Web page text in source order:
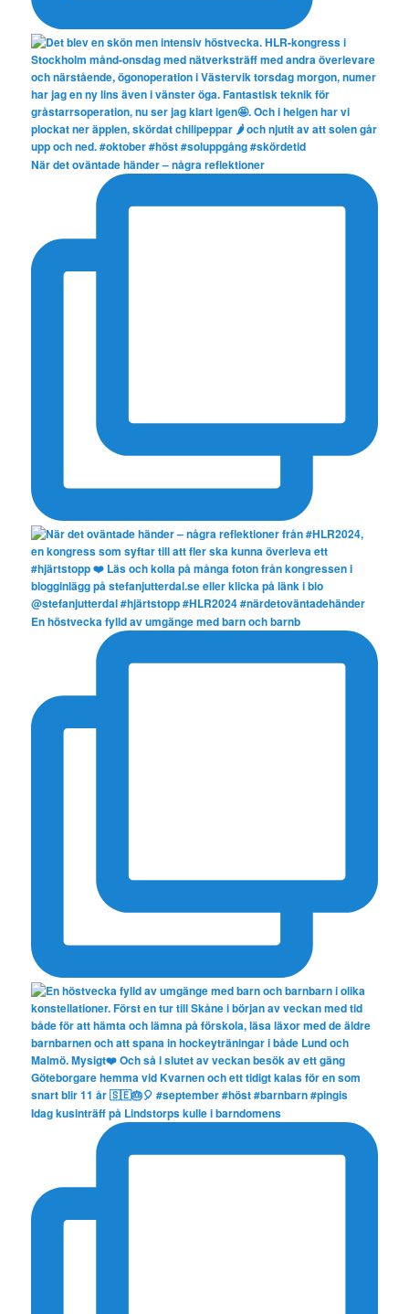
När det oväntade händer – några reflektioner
En höstvecka fylld av umgänge med barn och barnb
Idag kusinträff på Lindstorps kulle i barndomens